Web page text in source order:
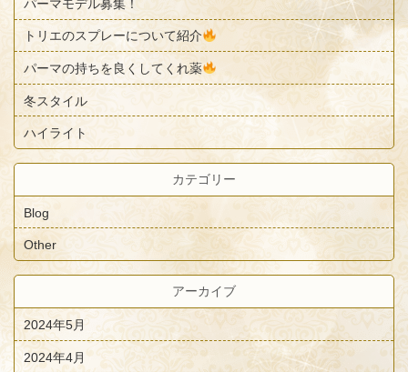
パーマモデル募集！
トリエのスプレーについて紹介
パーマの持ちを良くしてくれ薬
冬スタイル
ハイライト
カテゴリー
Blog
Other
アーカイブ
2024年5月
2024年4月